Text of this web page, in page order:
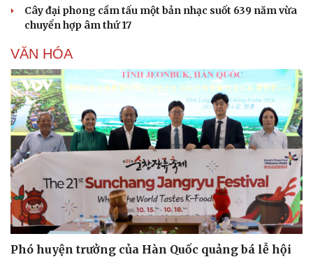
Cây đại phong cầm tấu một bản nhạc suốt 639 năm vừa
chuyển hợp âm thứ 17
VĂN HÓA
Phó huyện trưởng của Hàn Quốc quảng bá lễ hội